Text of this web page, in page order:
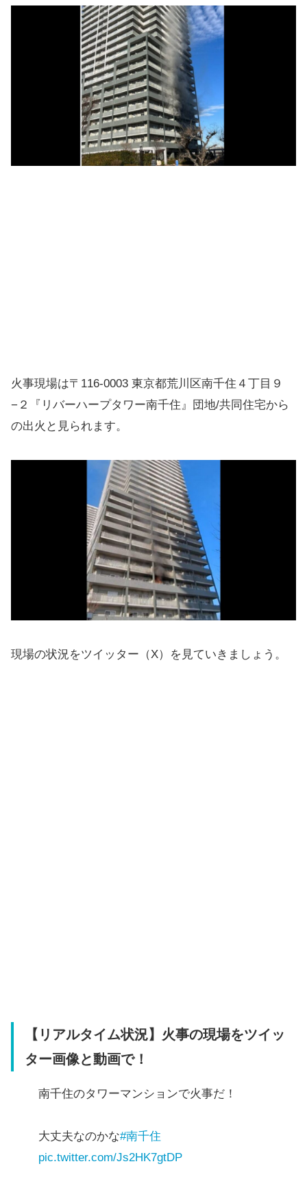
火事現場は〒116-0003 東京都荒川区南千住４丁目９
−２『リバーハープタワー南千住』団地/共同住宅から
の出火と見られます。
現場の状況をツイッター（X）を見ていきましょう。
【リアルタイム状況】火事の現場をツイッ
ター画像と動画で！
南千住のタワーマンションで火事だ！
大丈夫なのかな#南千住
pic.twitter.com/Js2HK7gtDP